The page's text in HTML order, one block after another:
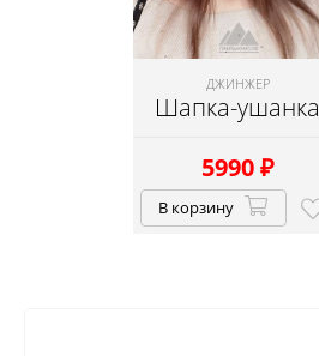
ДЖИНЖЕР
Шапка-ушанка
5990₽
В корзину